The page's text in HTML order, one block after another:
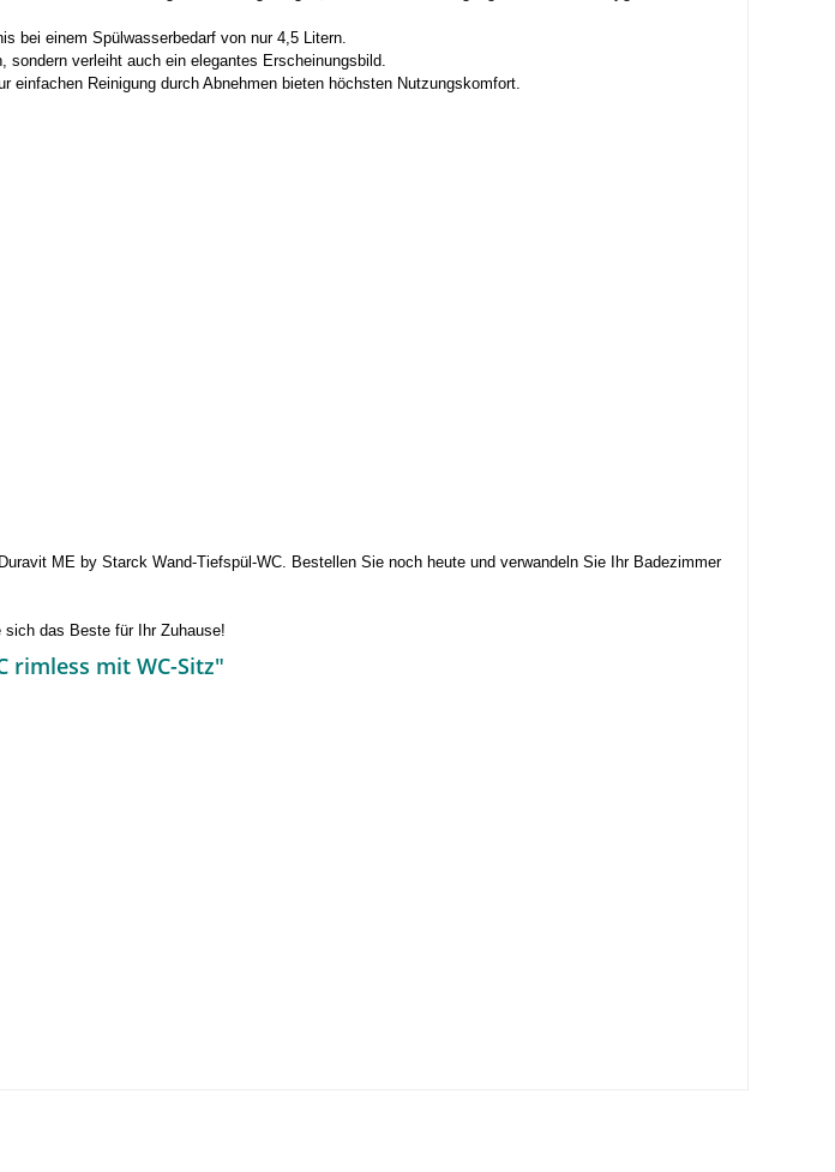
bei einem Spülwasserbedarf von nur 4,5 Litern.
verleiht auch ein elegantes Erscheinungsbild.
Reinigung durch Abnehmen bieten höchsten Nutzungskomfort.
ME by Starck Wand-Tiefspül-WC. Bestellen Sie noch heute und verwandeln Sie Ihr Badezimmer
das Beste für Ihr Zuhause!
rimless mit WC-Sitz"